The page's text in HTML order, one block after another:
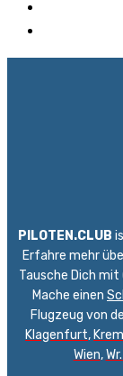
PILOTEN.CLUB
Erfahre mehr
Tausche Dich
Mache einen
Flugzeug von
Klagenfurt,
Wien,